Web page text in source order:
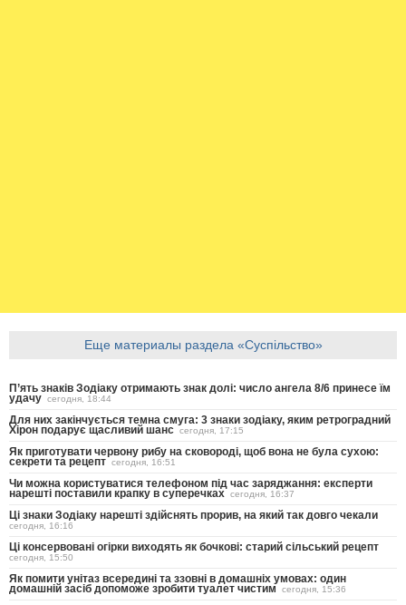
Еще материалы раздела «Суспільство»
П’ять знаків Зодіаку отримають знак долі: число ангела 8/6 принесе їм
удачу сегодня, 18:44
Для них закінчується темна смуга: 3 знаки зодіаку, яким ретроградний
Хірон подарує щасливий шанс сегодня, 17:15
Як приготувати червону рибу на сковороді, щоб вона не була сухою:
секрети та рецепт сегодня, 16:51
Чи можна користуватися телефоном під час заряджання: експерти
нарешті поставили крапку в суперечках сегодня, 16:37
Ці знаки Зодіаку нарешті здійснять прорив, на який так довго чекали
сегодня, 16:16
Ці консервовані огірки виходять як бочкові: старий сільський рецепт
сегодня, 15:50
Як помити унітаз всередині та ззовні в домашніх умовах: один
домашній засіб допоможе зробити туалет чистим сегодня, 15:36